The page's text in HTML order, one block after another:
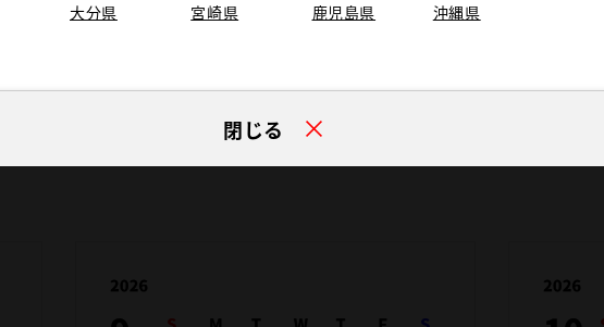
大分県 宮崎県 鹿児島県 沖縄県
閉じる
バリアフリー/